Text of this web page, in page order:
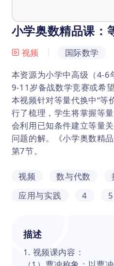
小学奥数精品课：
视频 国际数学
本资源为小学中高级（4-6
9-11岁备战数学竞赛或希
本视频针对等量代换中“等
行了梳理，学生将掌握等
会利用已知条件建立等量
问题的解。《小学奥数精
第7节。
视频 数与代数
应用与实践
4 5
描述
1. 视频课内容：